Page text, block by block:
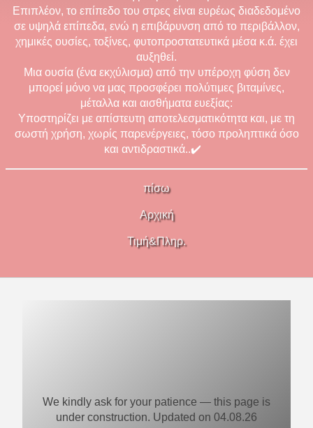
Επιπλέον, το επίπεδο του στρες είναι ευρέως διαδεδομένο
σε υψηλά επίπεδα, ενώ η επιβάρυνση από το περιβάλλον,
χημικές ουσίες, τοξίνες, φυτοπροστατευτικά μέσα κ.ά. έχει
αυξηθεί.
Μια ουσία (ένα εκχύλισμα) από την υπέροχη φύση δεν
μπορεί μόνο να μας προσφέρει πολύτιμες βιταμίνες,
μέταλλα και αισθήματα ευεξίας:
Υποστηρίζει με απίστευτη αποτελεσματικότητα και, με τη
σωστή χρήση, χωρίς παρενέργειες, τόσο προληπτικά όσο
και αντιδραστικά..✔️
πίσω
Αρχική
Τιμή&Πληρ.
We kindly ask for your patience — this page is
under construction. Updated on 04.08.26